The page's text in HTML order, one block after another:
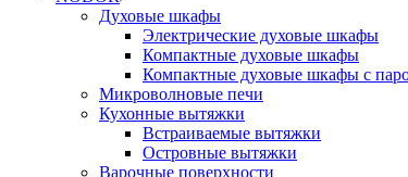
Духовые шкафы
Электрические духовые шкафы
Компактные духовые шкафы
Компактные духовые шкафы с
Микроволновые печи
Кухонные вытяжки
Встраиваемые вытяжки
Островные вытяжки
Варочные поверхности